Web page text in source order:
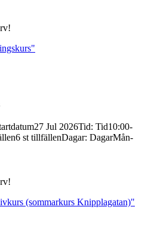
27 Jul 2026Tid: Tid10:00-
6 st tillfällenDagar: DagarMån-
(sommarkurs Knipplagatan)"